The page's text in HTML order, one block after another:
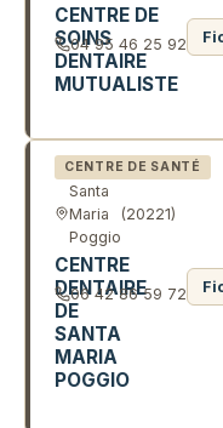
CENTRE DE
SOINS
DENTAIRE
MUTUALISTE
04 95 46 25 92
CENTRE DE SANTÉ
Santa
Maria
Poggio
(20221)
CENTRE
DENTAIRE
DE
SANTA
MARIA
POGGIO
06 42 86 59 72